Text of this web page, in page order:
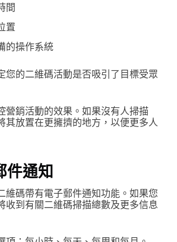
間
置
的操作系統
您的二維碼活動是否吸引了目標受眾
營銷活動的效果。如果沒有人掃描
其放置在更擁擠的地方，以便更多人
件通知
維碼帶有電子郵件通知功能。如果您
收到有關二維碼掃描總數及更多信息